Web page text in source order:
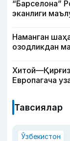
“Барселона”
эканлиги
Наманган
озодликдан
Европагача
Тавсиялар
Ўзбекистон